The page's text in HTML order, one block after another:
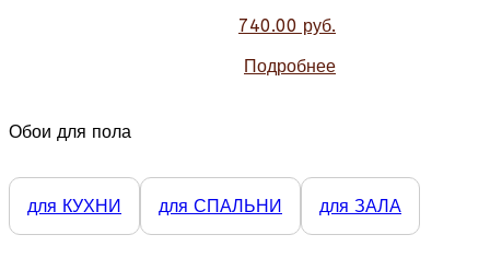
740.00 руб.
Подробнее
Обои для пола
для КУХНИ для СПАЛЬНИ для ЗАЛА